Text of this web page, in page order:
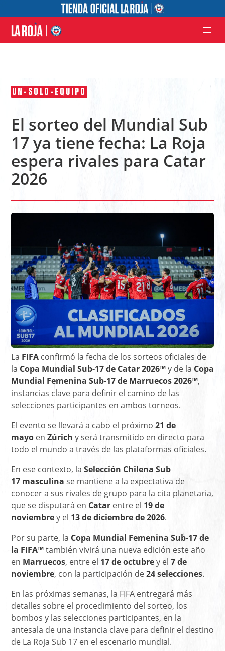
UN-SOLO-EQUIPO
El sorteo del Mundial Sub
17 ya tiene fecha: La Roja
espera rivales para Catar
2026
La FIFA confirmó la fecha de los sorteos oficiales de
la Copa Mundial Sub-17 de Catar 2026™y de la Copa
Mundial Femenina Sub-17 de Marruecos 2026™,
instancias clave para definir el camino de las
selecciones participantes en ambos torneos.
El evento se llevará a cabo el próximo 21 de
mayo en Zúrich y será transmitido en directo para
todo el mundo a través de las plataformas oficiales.
En ese contexto, la Selección Chilena Sub
17 masculina se mantiene a la expectativa de
conocer a sus rivales de grupo para la cita planetaria,
que se disputará en Catar entre el 19 de
noviembrey el 13 de diciembre de 2026.
Por su parte, la Copa Mundial Femenina Sub-17 de
la FIFA™también vivirá una nueva edición este año
en Marruecos, entre el 17 de octubrey el 7 de
noviembre, con la participación de24 selecciones.
En las próximas semanas, la FIFA entregará más
detalles sobre el procedimiento del sorteo, los
bombos y las selecciones participantes, en la
antesala de una instancia clave para definir el destino
de La Roja Sub 17 en el escenario mundial.